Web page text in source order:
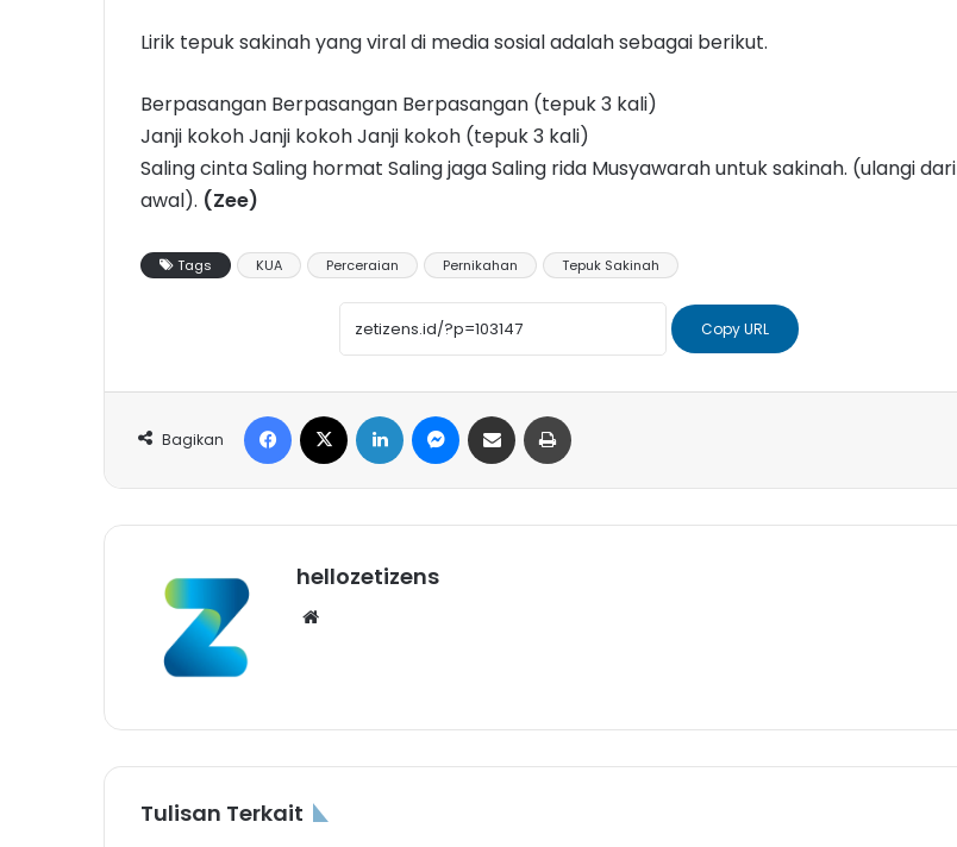
Lirik tepuk sakinah yang viral di media sosial adalah sebagai berikut.
Berpasangan Berpasangan Berpasangan (tepuk 3 kali)
Janji kokoh Janji kokoh Janji kokoh (tepuk 3 kali)
Saling cinta Saling hormat Saling jaga Saling rida Musyawarah untuk sakinah. (ulangi dari
awal). (Zee)
Tags KUA Perceraian Pernikahan Tepuk Sakinah
Copy URL
Bagikan
Facebook LinkedIn Messenger
Share via Email
hellozetizens
Tulisan Terkait